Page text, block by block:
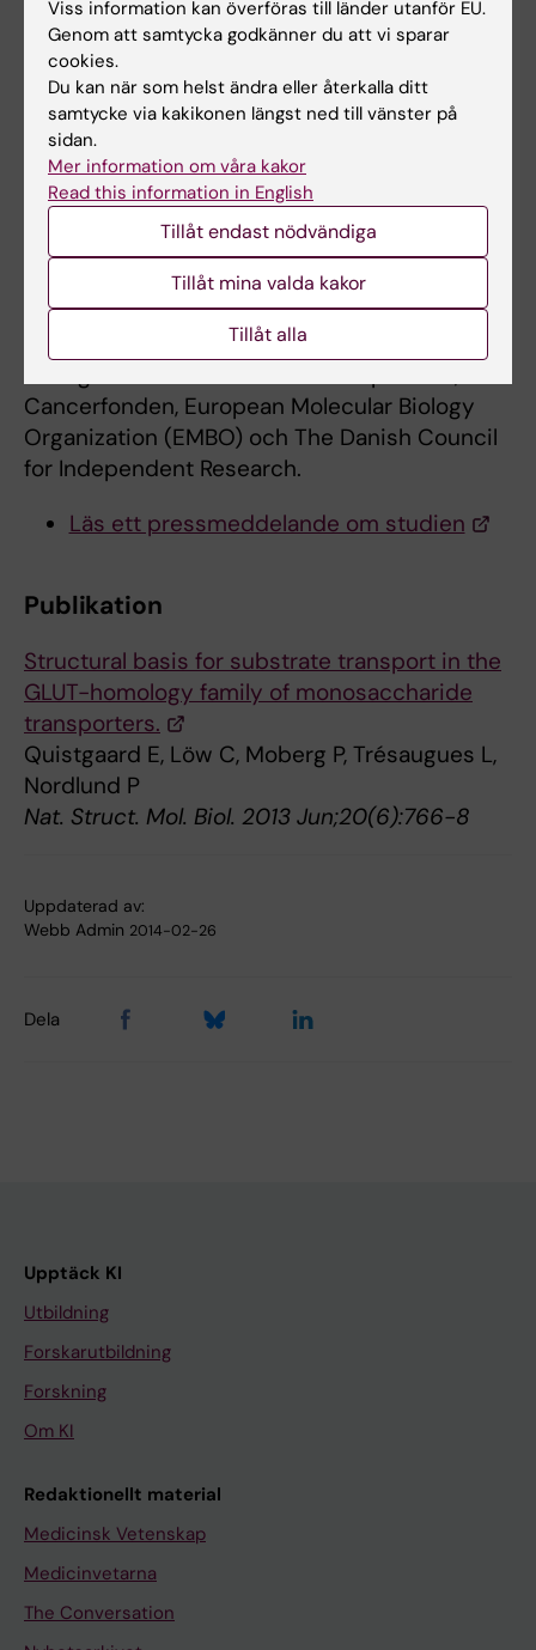
detaljstuderats i den aktuella studien, löper
många olika membranproteiner genom
cellernas ytmembran. Deras betydelse för
cellfunktion och läkemedelsutveckling har
uppmärksammats tidigare, bland annat
genom de Nobelpris som tilldelats forskare
som genom mekanistiska och strukturella
studier kartlagt funktionen hos två andra stora
membranproteinfamiljer, G-proteinkopplade
receptorer respektive jonkanaler.
Den aktuella studien har finansierats med
Cancerfonden, European Molecular Biology
Organization (EMBO) och The Danish Council
for Independent Research.
Läs ett pressmeddelande om studien
Publikation
Structural basis for substrate transport in the
GLUT-homology family of monosaccharide
transporters.
Quistgaard E, Löw C, Moberg P, Trésaugues L,
Nordlund P
Nat. Struct. Mol. Biol. 2013 Jun;20(6):766-8
Uppdaterad av:
Webb Admin 2014-02-26
Dela
Upptäck KI
Utbildning
Forskarutbildning
Forskning
Om KI
Redaktionellt material
Medicinsk Vetenskap
Medicinvetarna
The Conversation
Viss information kan överföras till länder utanför EU.
Genom att samtycka godkänner du att vi sparar
cookies.
Du kan när som helst ändra eller återkalla ditt
samtycke via kakikonen längst ned till vänster på
sidan.
Mer information om våra kakor
Read this information in English
Tillåt endast nödvändiga
Tillåt mina valda kakor
Tillåt alla